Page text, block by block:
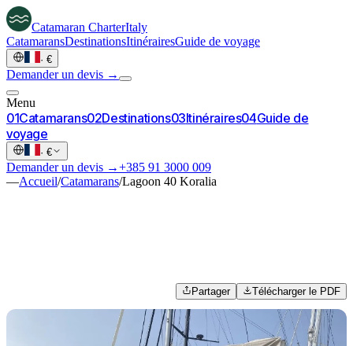
Catamaran CharterItaly
CatamaransDestinationsItinérairesGuide de voyage
· €
Demander un devis →
Menu
01Catamarans02Destinations03Itinéraires04Guide de
voyage
· €
Demander un devis →+385 91 3000 009
—Accueil/Catamarans/Lagoon 40 Koralia
Partager Télécharger le PDF